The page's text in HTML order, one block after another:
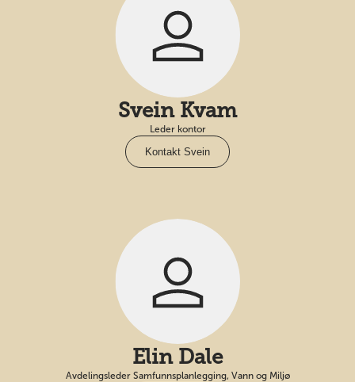
Svein Kvam
Leder kontor
Kontakt Svein
Elin Dale
Avdelingsleder Samfunnsplanlegging, Vann og Miljø